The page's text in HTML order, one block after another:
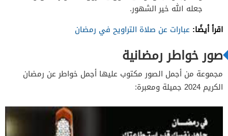
جعله الله خير الشهور.
اقرأ أيضًا: عبارات عن صلاة التراويح في رمضان
صور خواطر رمضانية
مجموعة من أجمل الصور مكتوب عليها أجمل خواطر عن رمضان
الكريم 2024 جميلة ومعبرة: